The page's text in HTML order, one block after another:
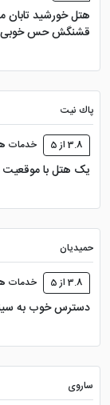
هتل خورشید
قشنگش حس خوبی
پاك نيت
3.8 از 5 خدمات
یک هتل با
حمیدیان
3.8 از 5 خدمات
دسترس خوب به
ساروی